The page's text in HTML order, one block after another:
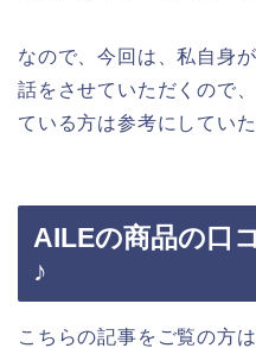
なので、今回は、私自身
話をさせていただくので
ている方は参考にしてい
AILEの商品の口
♪
こちらの記事をご覧の方